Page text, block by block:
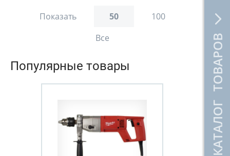
КАТАЛОГ ТОВАРОВ
Показать 50
100
Все
Популярные товары